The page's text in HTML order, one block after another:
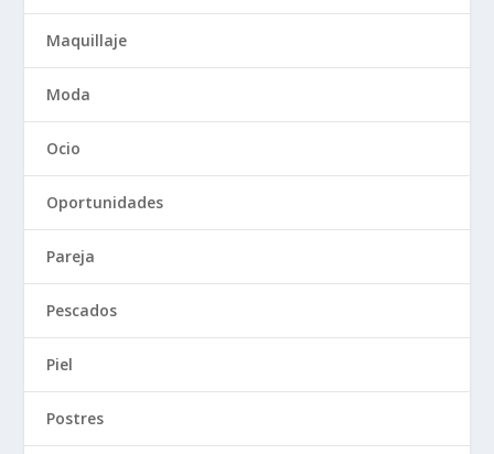
Maquillaje
Moda
Ocio
Oportunidades
Pareja
Pescados
Piel
Postres